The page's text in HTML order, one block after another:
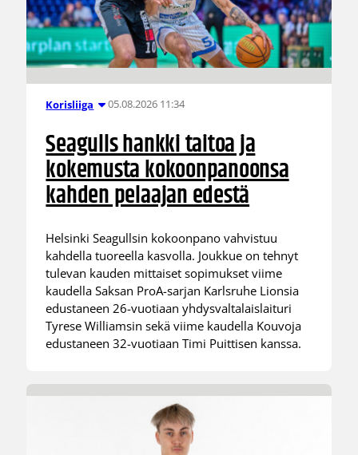
Korisliiga 05.08.2026 11:34
Seagulls hankki taitoa ja
kokemusta kokoonpanoonsa
kahden pelaajan edestä
Helsinki Seagullsin kokoonpano vahvistuu
kahdella tuoreella kasvolla. Joukkue on tehnyt
tulevan kauden mittaiset sopimukset viime
kaudella Saksan ProA-sarjan Karlsruhe Lionsia
edustaneen 26-vuotiaan yhdysvaltalaislaituri
Tyrese Williamsin sekä viime kaudella Kouvoja
edustaneen 32-vuotiaan Timi Puittisen kanssa.